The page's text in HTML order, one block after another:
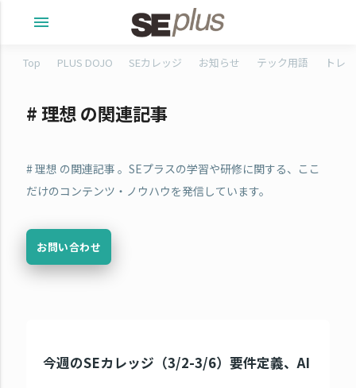
menu
Top PLUS DOJO SEカレッジ お知らせ テック用語 トレ
# 理想 の関連記事
# 理想 の関連記事 。SEプラスの学習や研修に関する、ここ
だけのコンテンツ・ノウハウを発信しています。
お問い合わせ
今週のSEカレッジ（3/2-3/6）要件定義、AI